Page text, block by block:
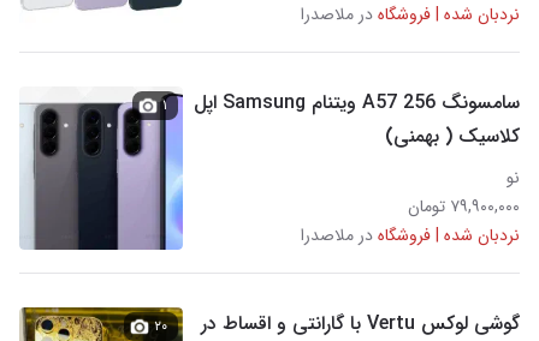
نردبان شده | فروشگاهدر ملاصدرا
سامسونگ A57 256 ویتنام Samsung اپل
کلاسیک ( بهمنی)
نو
۷۹,۹۰۰,۰۰۰ تومان
نردبان شده | فروشگاهدر ملاصدرا
۱
گوشی لوکس Vertu با گارانتی و اقساط در
۲۰